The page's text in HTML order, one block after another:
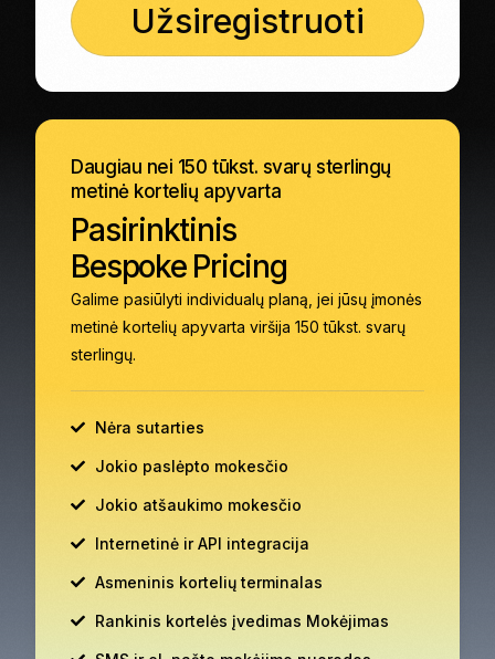
Užsiregistruoti
Daugiau nei 150 tūkst. svarų sterlingų
metinė kortelių apyvarta
Pasirinktinis
Bespoke Pricing
Galime pasiūlyti individualų planą, jei jūsų įmonės
metinė kortelių apyvarta viršija 150 tūkst. svarų
sterlingų.
Nėra sutarties
Jokio paslėpto mokesčio
Jokio atšaukimo mokesčio
Internetinė ir API integracija
Asmeninis kortelių terminalas
Rankinis kortelės įvedimas Mokėjimas